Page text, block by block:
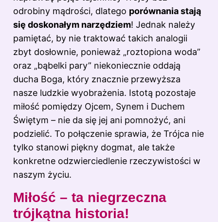
odrobiny mądrości, dlatego porównania stają
się doskonałym narzędziem! Jednak należy
pamiętać, by nie traktować takich analogii
zbyt dosłownie, ponieważ „roztopiona woda”
oraz „bąbelki pary” niekoniecznie oddają
ducha Boga, który znacznie przewyższa
nasze ludzkie wyobrażenia. Istotą pozostaje
miłość pomiędzy Ojcem, Synem i Duchem
Świętym – nie da się jej ani pomnożyć, ani
podzielić. To połączenie sprawia, że Trójca nie
tylko stanowi piękny dogmat, ale także
konkretne odzwierciedlenie rzeczywistości w
naszym życiu.
Miłość – ta niegrzeczna
trójkątna historia!